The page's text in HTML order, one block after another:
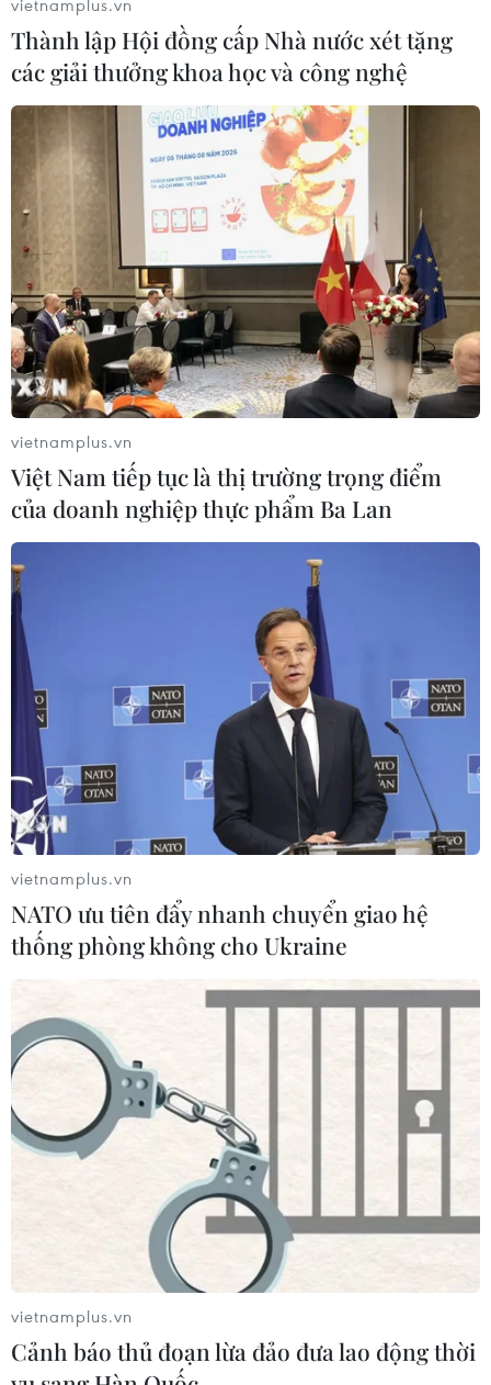
Thành lập Hội đồng cấp Nhà nước xét tặng
các giải thưởng khoa học và công nghệ
vietnamplus.vn
Việt Nam tiếp tục là thị trường trọng điểm
của doanh nghiệp thực phẩm Ba Lan
vietnamplus.vn
NATO ưu tiên đẩy nhanh chuyển giao hệ
thống phòng không cho Ukraine
vietnamplus.vn
Cảnh báo thủ đoạn lừa đảo đưa lao động thời